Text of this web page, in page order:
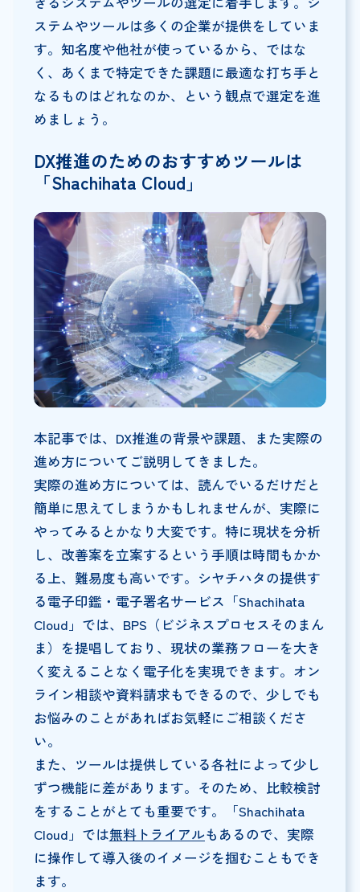
ステムやツールは多くの企業が提供をしていま
す。知名度や他社が使っているから、ではな
く、あくまで特定できた課題に最適な打ち手と
なるものはどれなのか、という観点で選定を進
めましょう。
DX推進のためのおすすめツールは
「Shachihata Cloud」
本記事では、DX推進の背景や課題、また実際の
進め方についてご説明してきました。
実際の進め方については、読んでいるだけだと
簡単に思えてしまうかもしれませんが、実際に
やってみるとかなり大変です。特に現状を分析
し、改善案を立案するという手順は時間もかか
る上、難易度も高いです。シヤチハタの提供す
る電子印鑑・電子署名サービス「Shachihata
Cloud」では、BPS（ビジネスプロセスそのまん
ま）を提唱しており、現状の業務フローを大き
く変えることなく電子化を実現できます。オン
ライン相談や資料請求もできるので、少しでも
お悩みのことがあればお気軽にご相談くださ
い。
また、ツールは提供している各社によって少し
ずつ機能に差があります。そのため、比較検討
をすることがとても重要です。「Shachihata
Cloud」では無料トライアルもあるので、実際
に操作して導入後のイメージを掴むこともでき
ます。